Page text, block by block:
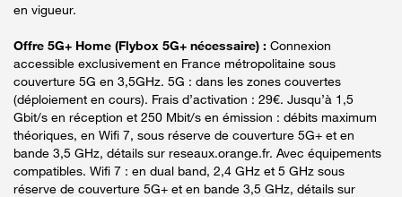
en vigueur.
Offre 5G+ Home (Flybox 5G+ nécessaire) : Connexion
accessible exclusivement en France métropolitaine sous
couverture 5G en 3,5GHz. 5G : dans les zones couvertes
(déploiement en cours). Frais d’activation : 29€. Jusqu’à 1,5
Gbit/s en réception et 250 Mbit/s en émission : débits maximum
théoriques, en Wifi 7, sous réserve de couverture 5G+ et en
bande 3,5 GHz, détails sur reseaux.orange.fr. Avec équipements
compatibles. Wifi 7 : en dual band, 2,4 GHz et 5 GHz sous
réserve de couverture 5G+ et en bande 3,5 GHz, détails sur